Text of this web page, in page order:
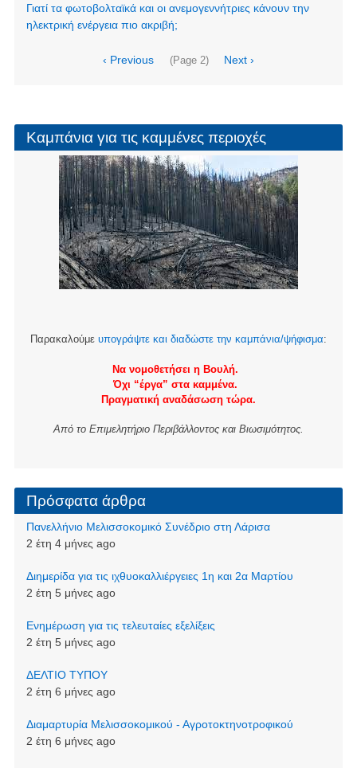
Γιατί τα φωτοβολταϊκά και οι ανεμογεννήτριες κάνουν την
ηλεκτρική ενέργεια πιο ακριβή;
ΣελιδοποίησηΠροηγούμενη
‹ Previous (Page 2)
Next
Next ›
Καμπάνια για τις καμμένες περιοχές
Παρακαλούμε υπογράψτε και διαδώστε την καμπάνια/ψήφισμα:
Να νομοθετήσει η Βουλή.
Όχι “έργα” στα καμμένα.
Πραγματική αναδάσωση τώρα.
Από το Επιμελητήριο Περιβάλλοντος και Βιωσιμότητος.
Πρόσφατα άρθρα
Πανελλήνιο Μελισσοκομικό Συνέδριο στη Λάρισα
2 έτη 4 μήνες ago
Διημερίδα για τις ιχθυοκαλλιέργειες 1η και 2α Μαρτίου
2 έτη 5 μήνες ago
Ενημέρωση για τις τελευταίες εξελίξεις
2 έτη 5 μήνες ago
ΔΕΛΤΙΟ ΤΥΠΟΥ
2 έτη 6 μήνες ago
Διαμαρτυρία Μελισσοκομικού - Αγροτοκτηνοτροφικού
2 έτη 6 μήνες ago